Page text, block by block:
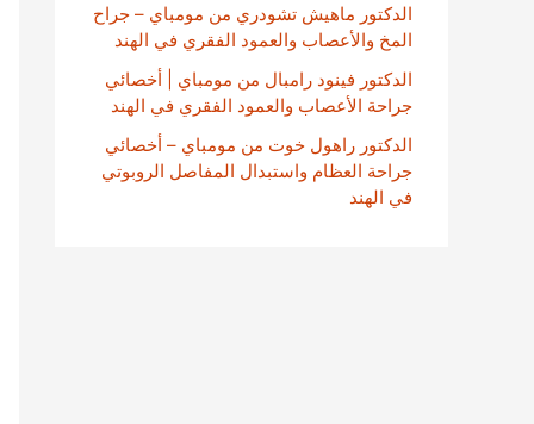
الدكتور ماهيش تشودري من مومباي – جراح
المخ والأعصاب والعمود الفقري في الهند
الدكتور فينود رامبال من مومباي | أخصائي
جراحة الأعصاب والعمود الفقري في الهند
الدكتور راهول خوت من مومباي – أخصائي
جراحة العظام واستبدال المفاصل الروبوتي
في الهند